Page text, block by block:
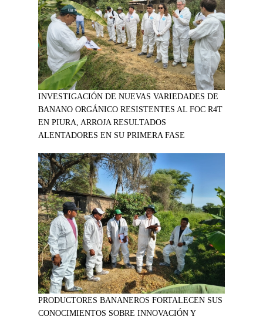
INVESTIGACIÓN DE NUEVAS VARIEDADES DE
BANANO ORGÁNICO RESISTENTES AL FOC R4T
EN PIURA, ARROJA RESULTADOS
ALENTADORES EN SU PRIMERA FASE
PRODUCTORES BANANEROS FORTALECEN SUS
CONOCIMIENTOS SOBRE INNOVACIÓN Y